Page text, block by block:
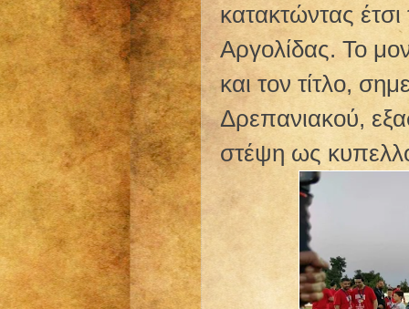
κατακτώντας
Αργολίδας. Το
και τον τίτλο,
Δρεπανιακού,
στέψη ως